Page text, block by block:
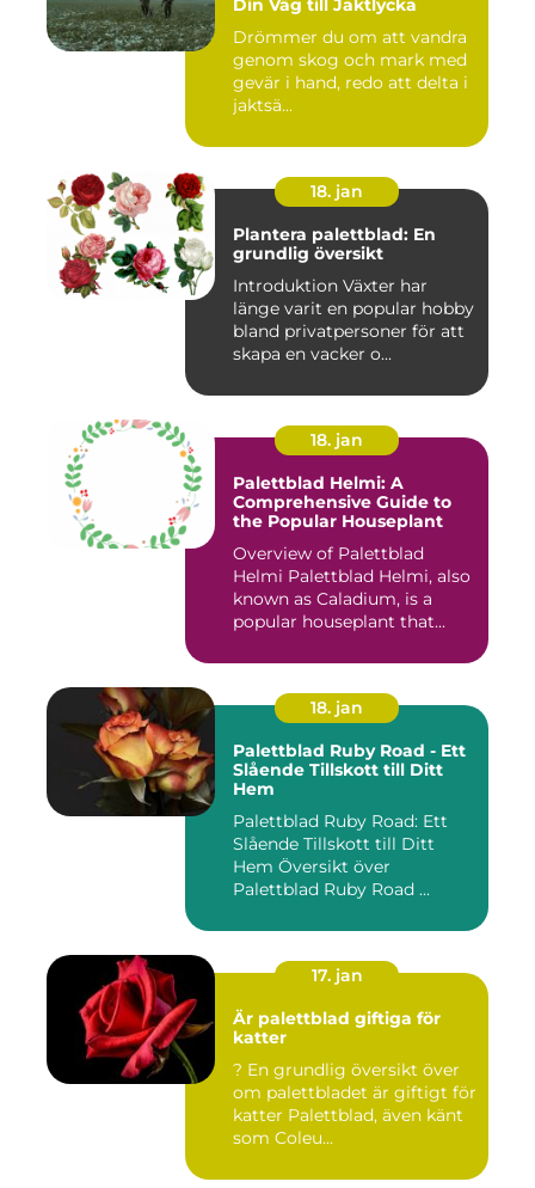
Din Väg till Jaktlycka
Drömmer du om att vandra
genom skog och mark med
gevär i hand, redo att delta i
jaktsä...
18. jan
Plantera palettblad: En
grundlig översikt
Introduktion Växter har
länge varit en popular hobby
bland privatpersoner för att
skapa en vacker o...
18. jan
Palettblad Helmi: A
Comprehensive Guide to
the Popular Houseplant
Overview of Palettblad
Helmi Palettblad Helmi, also
known as Caladium, is a
popular houseplant that...
18. jan
Palettblad Ruby Road - Ett
Slående Tillskott till Ditt
Hem
Palettblad Ruby Road: Ett
Slående Tillskott till Ditt
Hem Översikt över
Palettblad Ruby Road ...
17. jan
Är palettblad giftiga för
katter
? En grundlig översikt över
om palettbladet är giftigt för
katter Palettblad, även känt
som Coleu...